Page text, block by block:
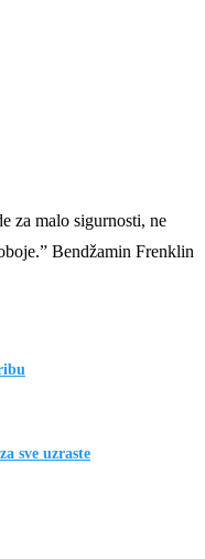
za malo sigurnosti, ne
Bendžamin Frenklin
sve uzraste